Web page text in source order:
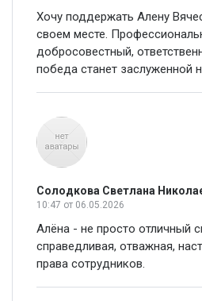
Хочу поддержать Алену
своем месте.
добросовестный,
победа станет заслуженной
Солодкова Светлана
10:47 от 06.05.2026
Алёна - не просто отличный
справедливая, отважная,
права сотрудников.